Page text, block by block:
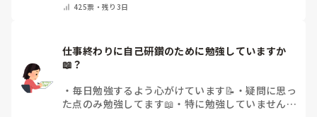
425票・残り3日
仕事終わりに自己研鑽のために勉強していますか
📖？
・ 毎日勉強するよう心がけています📝 ・疑問に思っ
た点のみ勉強してます📖 ・ 特に勉強していません・